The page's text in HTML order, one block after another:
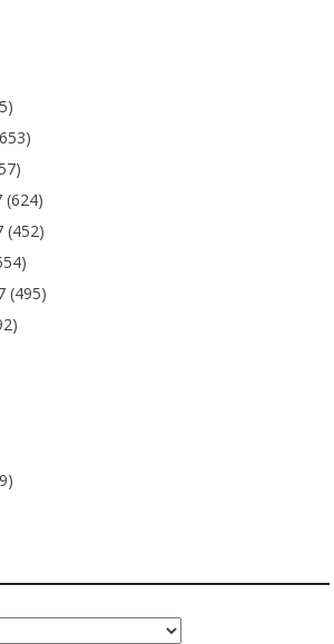
(624)
(452)
(495)